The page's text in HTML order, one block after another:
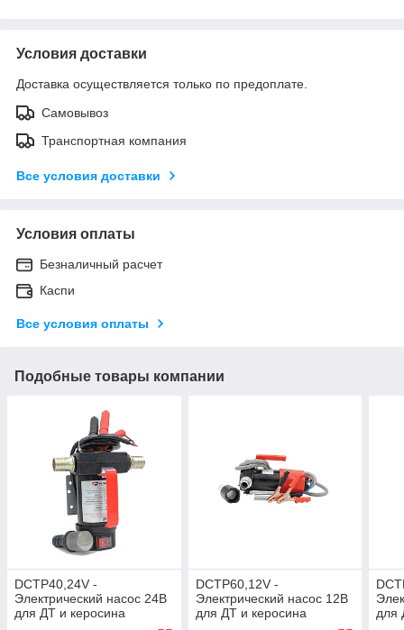
Условия доставки
Доставка осуществляется только по предоплате.
Самовывоз
Транспортная компания
Все условия доставки
Условия оплаты
Безналичный расчет
Каспи
Все условия оплаты
Подобные товары компании
DCTP40,24V -
Электрический насос 24В
для ДТ и керосина
DCTP60,12V -
Электрический насос 12В
для ДТ и керосина
для